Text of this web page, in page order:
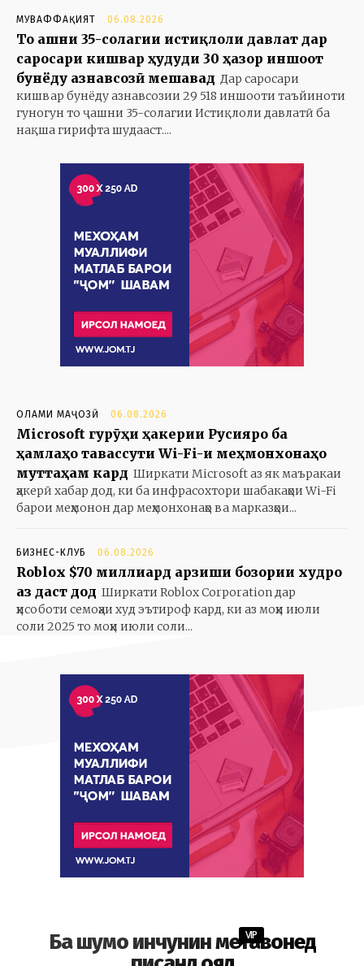
МУВАФФАҚИЯТ 06.08.2026
То ҷашни 35-солагии истиқлоли давлат дар
саросари кишвар ҳудуди 30 ҳазор иншоот
бунёду азнавсозӣ мешавад Дар саросари
кишвар бунёду азнавсозии 29 518 иншооти таъйиноти
гуногун то ҷашни 35-солагии Истиқлоли давлатӣ ба
нақша гирифта шудааст....
ОЛАМИ МАҶОЗӢ 06.08.2026
Microsoft гурӯҳи ҳакерии Русияро ба
ҳамлаҳо тавассути Wi-Fi-и меҳмонхонаҳо
муттаҳам кард Ширкати Microsoft аз як маъракаи
ҳакерӣ хабар дод, ки ба инфрасохтори шабакаҳои Wi-Fi
барои меҳмонон дар меҳмонхонаҳо ва марказҳои...
БИЗНЕС-КЛУБ 06.08.2026
Roblox $70 миллиард арзиши бозории худро
аз даст дод Ширкати Roblox Corporation дар
ҳисоботи семоҳаи худ эътироф кард, ки аз моҳи июли
соли 2025 то моҳи июли соли...
Ба шумо инчунин метавонед
VIP